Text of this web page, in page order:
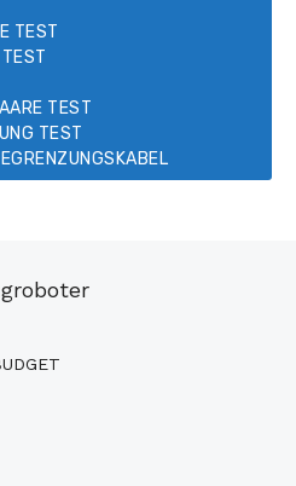
TEST
TEST
TEST
TEST